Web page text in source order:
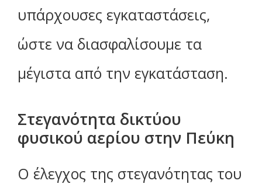
υπάρχουσες εγκαταστάσεις,
ώστε να διασφαλίσουμε τα
μέγιστα από την εγκατάσταση.
Στεγανότητα δικτύου
φυσικού αερίου στην Πεύκη
Ο έλεγχος της στεγανότητας του